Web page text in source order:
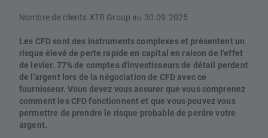
Nombre de clients XTB Group au 30.09.2025
Les CFD sont des instruments complexes et présentent un
risque élevé de perte rapide en capital en raison de l'effet
de levier. 77% de comptes d'investisseurs de détail perdent
de l'argent lors de la négociation de CFD avec ce
fournisseur. Vous devez vous assurer que vous comprenez
comment les CFD fonctionnent et que vous pouvez vous
permettre de prendre le risque probable de perdre votre
argent.